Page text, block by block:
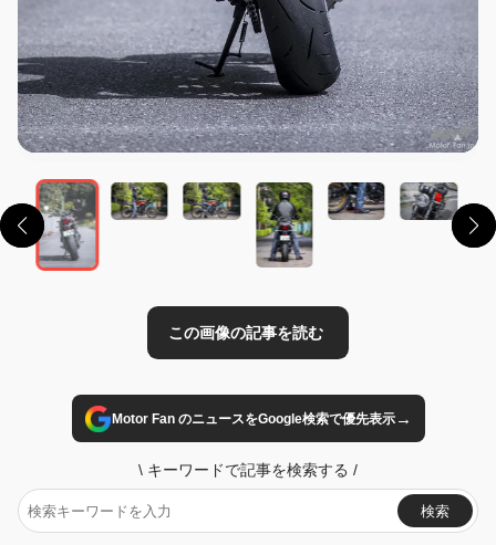
この画像の記事を読む
Motor Fan のニュースをGoogle検索で優先表示→
\ キーワードで記事を検索する /
検索